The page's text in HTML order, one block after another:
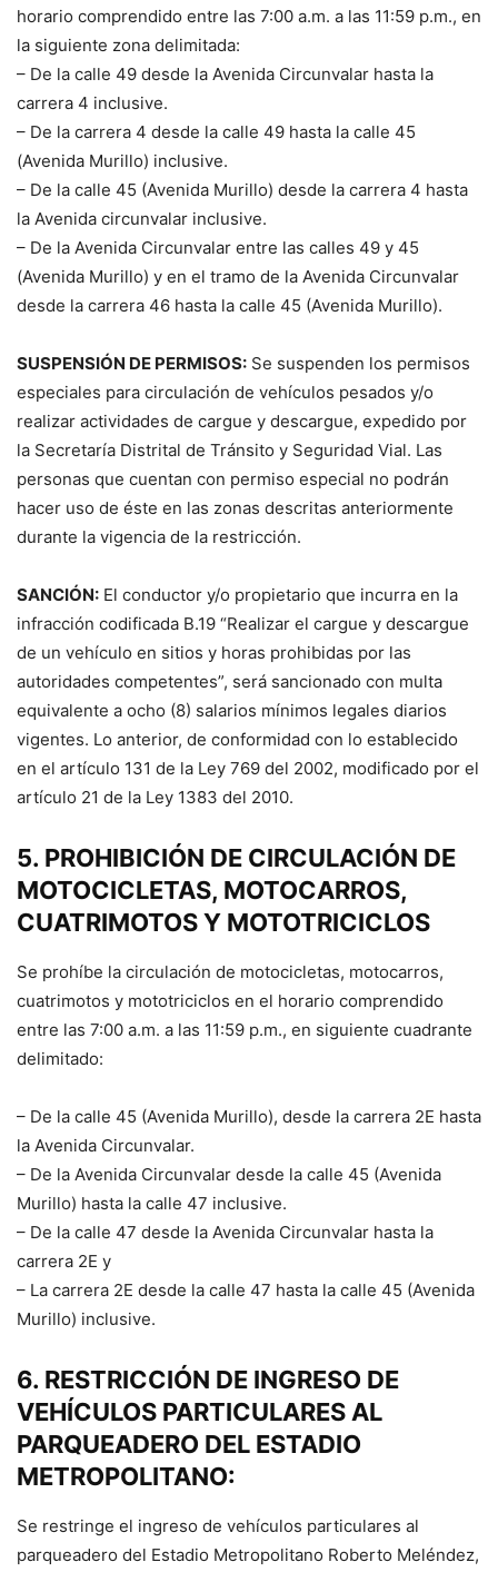
horario comprendido entre las 7:00 a.m. a las 11:59 p.m., en
la siguiente zona delimitada:
– De la calle 49 desde la Avenida Circunvalar hasta la
carrera 4 inclusive.
– De la carrera 4 desde la calle 49 hasta la calle 45
(Avenida Murillo) inclusive.
– De la calle 45 (Avenida Murillo) desde la carrera 4 hasta
la Avenida circunvalar inclusive.
– De la Avenida Circunvalar entre las calles 49 y 45
(Avenida Murillo) y en el tramo de la Avenida Circunvalar
desde la carrera 46 hasta la calle 45 (Avenida Murillo).
SUSPENSIÓN DE PERMISOS: Se suspenden los permisos
especiales para circulación de vehículos pesados y/o
realizar actividades de cargue y descargue, expedido por
la Secretaría Distrital de Tránsito y Seguridad Vial. Las
personas que cuentan con permiso especial no podrán
hacer uso de éste en las zonas descritas anteriormente
durante la vigencia de la restricción.
SANCIÓN: El conductor y/o propietario que incurra en la
infracción codificada B.19 “Realizar el cargue y descargue
de un vehículo en sitios y horas prohibidas por las
autoridades competentes”, será sancionado con multa
equivalente a ocho (8) salarios mínimos legales diarios
vigentes. Lo anterior, de conformidad con lo establecido
en el artículo 131 de la Ley 769 del 2002, modificado por el
artículo 21 de la Ley 1383 del 2010.
5. PROHIBICIÓN DE CIRCULACIÓN DE
MOTOCICLETAS, MOTOCARROS,
CUATRIMOTOS Y MOTOTRICICLOS
Se prohíbe la circulación de motocicletas, motocarros,
cuatrimotos y mototriciclos en el horario comprendido
entre las 7:00 a.m. a las 11:59 p.m., en siguiente cuadrante
delimitado:
– De la calle 45 (Avenida Murillo), desde la carrera 2E hasta
la Avenida Circunvalar.
– De la Avenida Circunvalar desde la calle 45 (Avenida
Murillo) hasta la calle 47 inclusive.
– De la calle 47 desde la Avenida Circunvalar hasta la
carrera 2E y
– La carrera 2E desde la calle 47 hasta la calle 45 (Avenida
Murillo) inclusive.
6. RESTRICCIÓN DE INGRESO DE
VEHÍCULOS PARTICULARES AL
PARQUEADERO DEL ESTADIO
METROPOLITANO:
Se restringe el ingreso de vehículos particulares al
parqueadero del Estadio Metropolitano Roberto Meléndez,